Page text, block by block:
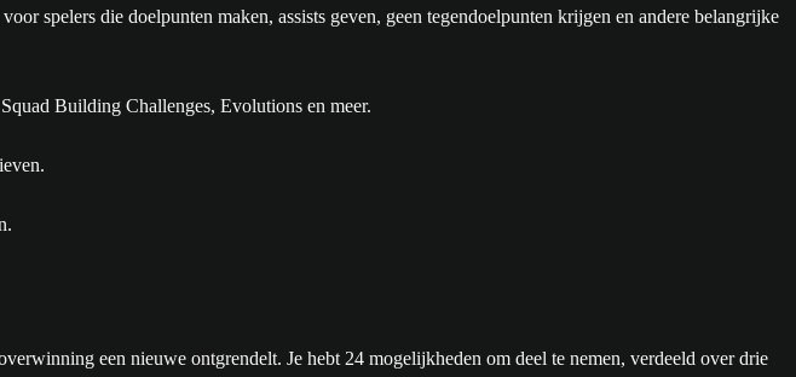
spelers die doelpunten maken, assists geven, geen tegendoelpunten krijgen en andere belangrijke
Building Challenges, Evolutions en meer.
een nieuwe ontgrendelt. Je hebt 24 mogelijkheden om deel te nemen, verdeeld over drie